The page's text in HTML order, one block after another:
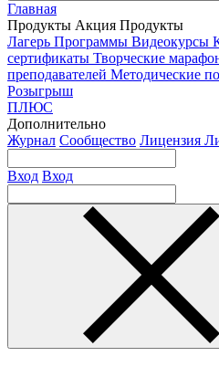
Главная
Продукты Акция Продукты
Лагерь Программы Видеокурсы
сертификаты Творческие
преподавателей Методические
Розыгрыш
ПЛЮС
Дополнительно
Журнал Сообщество Лицензия
Вход Вход